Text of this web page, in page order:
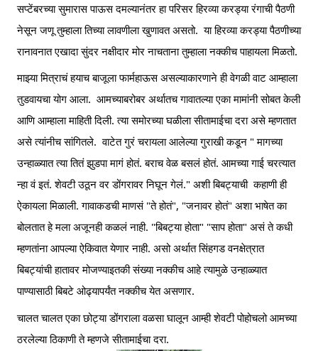
सप्टेंबरच्या सुमारास पाऊस दमल्यानंतर हा परिसर हिरव्या करड्या रंगाची पैठणी
नेसून जणू तुम्हाला तिच्या लावणीला खुणावत असतो.  या हिरव्या करड्या पैठणीच्या
रानावनात एखादा सुंदर नक्षीदार मोर नाचताना तुम्हाला नक्कीच पाहायला मिळतो.
माझ्या मित्राचं हयाच बाजूला फार्महाऊस असल्याकारणाने ही वेगळी वाट आम्हाला
तुडवायचा योग आला.  आमच्याबरोबर अर्थातच गावातल्या एका मामांनी सोबत केली
आणि आम्हाला माहिती दिली. त्या समोरच्या घळीला सीतामाईचा दरा असे म्हणतात
असे त्यांनीच सांगितले.  वाटेत गुरं चरायला आलेल्या गुराखी कडून " मागच्या
उन्हाळ्यात त्या तितं झुडपा मागं होतं. बराच वेळ बसलं होतं. आमच्या गाई चरत्यात
न्हा वं इतं. शेवटी उठून वर डोंगरावर निघून गेलं." अशी बिबट्याची  कहाणी ही
ऐकायला मिळाली. गावाकडची माणसं "ते होतं", "जनावर होतं" अशा भाषेत का
बोलतात हे मला अजूनही कळलं नाही. "बिबट्या होता" "साप होता" असं ते कधी
म्हणतांना आपल्या ऐकिवात येणार नाही. असो अर्थात सिंहगड वनक्षेत्रात
बिबट्यांची हातावर मोजण्याइतकी संख्या नक्कीच आहे त्यामुळे उन्हाळ्यात
पाण्यासाठी बिबटे ओढ्यापर्यंत नक्कीच येत असणार.
चालत चालत एका छोट्या डोंगराला वळसा घालून आम्ही शेवटी पोहोचलो आमच्या
ठरलेल्या ठिकाणी ते म्हणजे सीतामाईचा दरा.